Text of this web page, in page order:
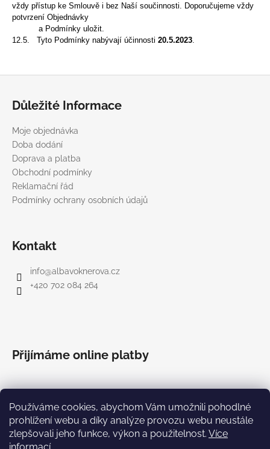
Používáme cookies, abychom Vám umožnili pohodlné
prohlížení webu a díky analýze provozu webu neustále
zlepšovali jeho funkce, výkon a použitelnost. Více
vždy přístup ke Smlouvě i bez Naší součinnosti. Doporučujeme vždy
potvrzení Objednávky
a Podmínky uložit.
12.5. Tyto Podmínky nabývají účinnosti 20.5.2023
Důležité Informace
Moje objednávka
Doba dodání
Doprava a platba
Obchodní podmínky
Reklamační řád
Podmínky ochrany osobních údajů
Kontakt
info@albavoknerova.cz
+420 702 084 264
Přijímáme online platby